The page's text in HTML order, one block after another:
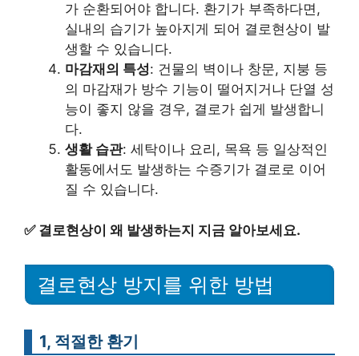
가 순환되어야 합니다. 환기가 부족하다면,
실내의 습기가 높아지게 되어 결로현상이 발
생할 수 있습니다.
마감재의 특성: 건물의 벽이나 창문, 지붕 등
의 마감재가 방수 기능이 떨어지거나 단열 성
능이 좋지 않을 경우, 결로가 쉽게 발생합니
다.
생활 습관: 세탁이나 요리, 목욕 등 일상적인
활동에서도 발생하는 수증기가 결로로 이어
질 수 있습니다.
✅ 결로현상이 왜 발생하는지 지금 알아보세요.
결로현상 방지를 위한 방법
1, 적절한 환기